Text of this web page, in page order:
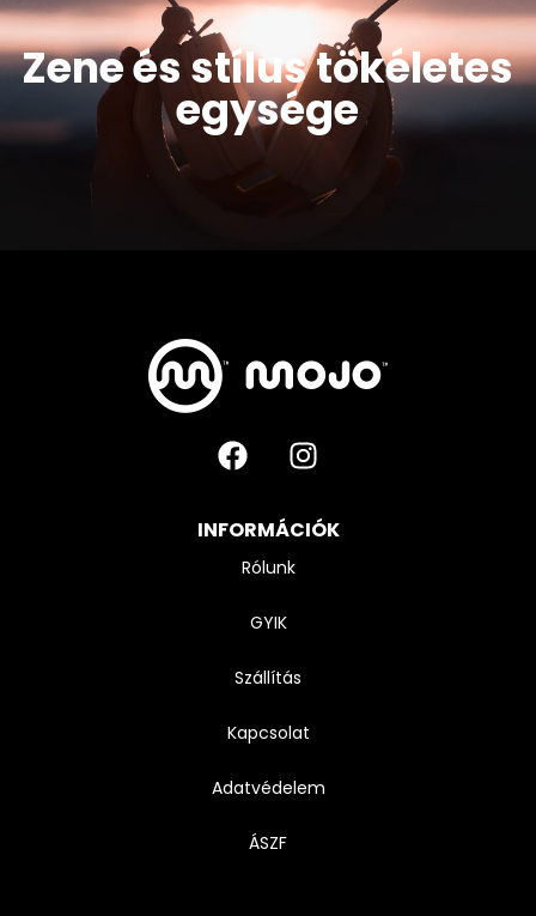
Zene és stílus tökéletes
egysége
INFORMÁCIÓK
Rólunk
GYIK
Szállítás
Kapcsolat
Adatvédelem
ÁSZF